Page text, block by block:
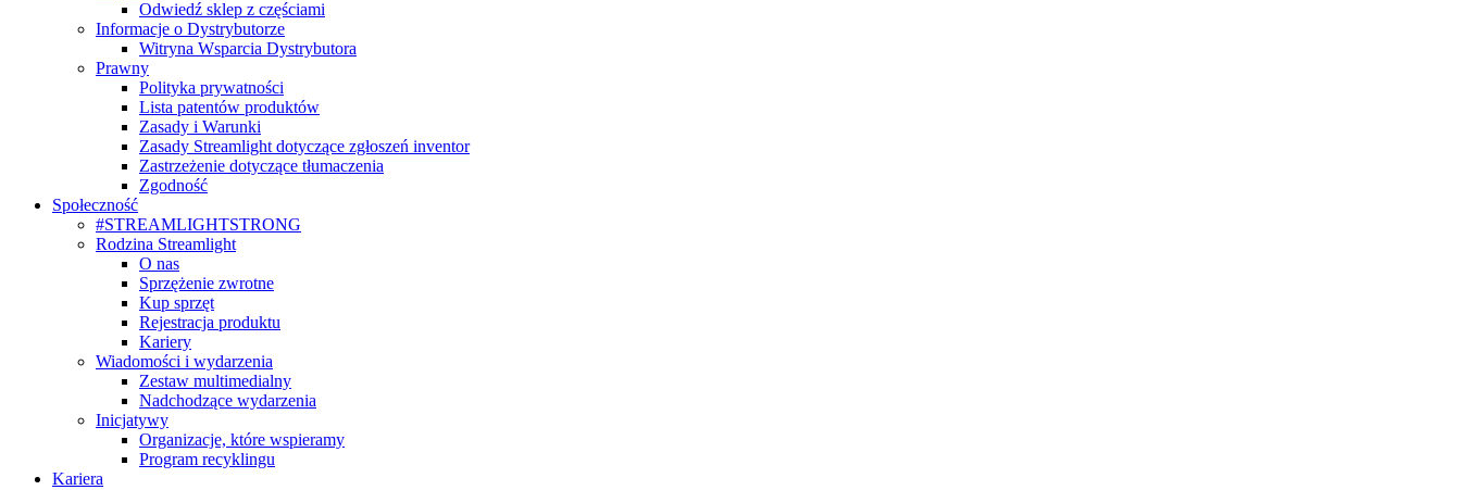
Odwiedź sklep z częściami
Informacje o Dystrybutorze
Witryna Wsparcia Dystrybutora
Prawny
Polityka prywatności
Lista patentów produktów
Zasady i Warunki
Zasady Streamlight dotyczące zgłoszeń inventor
Zastrzeżenie dotyczące tłumaczenia
Zgodność
Społeczność
#STREAMLIGHTSTRONG
Rodzina Streamlight
O nas
Sprzężenie zwrotne
Kup sprzęt
Rejestracja produktu
Kariery
Wiadomości i wydarzenia
Zestaw multimedialny
Nadchodzące wydarzenia
Inicjatywy
Organizacje, które wspieramy
Program recyklingu
Kariera